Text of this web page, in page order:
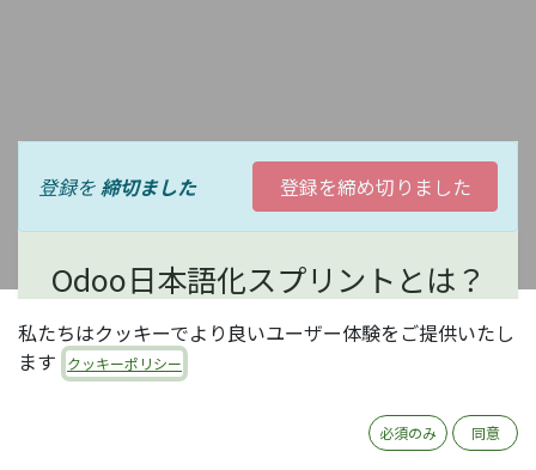
登録を 締切ました 登録を締め切りました
Odoo日本語化スプリントとは？
オープンソースERP Odooの日本語化は、現状コミュ
ニティ有志の活動に依存しています。コミュニティ活
は、日本のほとんどのOdooユーザがメリットを享受
できる、大変有意義な活動で、誰でも参加可能です。
私たちはクッキーでより良いユーザー体験をご提供いたし
ます
クッキーポリシー
必須のみ 同意